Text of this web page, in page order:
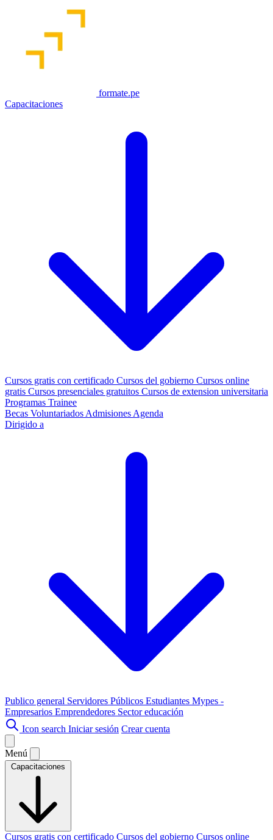
formate.pe
Capacitaciones
Cursos gratis con certificado Cursos del gobierno Cursos online
gratis Cursos presenciales gratuitos Cursos de extension universitaria
Programas Trainee
Becas Voluntariados Admisiones Agenda
Dirigido a
Publico general Servidores Públicos Estudiantes Mypes -
Empresarios Emprendedores Sector educación
Icon search Iniciar sesión Crear cuenta
Menú
Capacitaciones
Cursos gratis con certificado Cursos del gobierno Cursos online